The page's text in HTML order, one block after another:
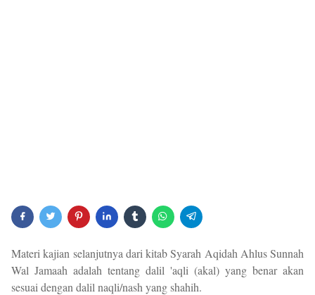
Materi kajian selanjutnya dari kitab Syarah Aqidah Ahlus Sunnah
Wal Jamaah adalah tentang dalil 'aqli (akal) yang benar akan
sesuai dengan dalil naqli/nash yang shahih.